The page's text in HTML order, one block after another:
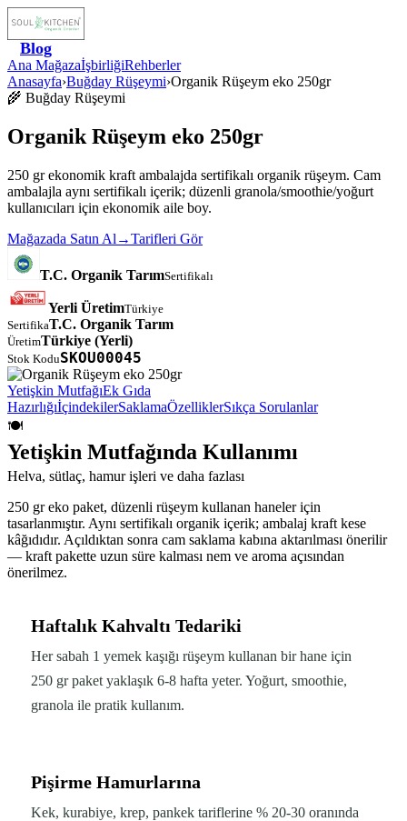
Blog
Ana MağazaİşbirliğiRehberler
Anasayfa›Buğday Rüşeymi›Organik Rüşeym eko 250gr
🌾 Buğday Rüşeymi
Organik Rüşeym eko 250gr
250 gr ekonomik kraft ambalajda sertifikalı organik rüşeym. Cam
ambalajla aynı sertifikalı içerik; düzenli granola/smoothie/yoğurt
kullanıcıları için ekonomik aile boy.
Mağazada Satın Al →Tarifleri Gör
T.C. Organik TarımSertifikalı
Yerli ÜretimTürkiye
SertifikaT.C. Organik Tarım
ÜretimTürkiye (Yerli)
Stok KoduSKOU00045
Yetişkin MutfağıEk Gıda
HazırlığıİçindekilerSaklamaÖzelliklerSıkça Sorulanlar
🍽️
Yetişkin Mutfağında Kullanımı
Helva, sütlaç, hamur işleri ve daha fazlası
250 gr eko paket, düzenli rüşeym kullanan haneler için
tasarlanmıştır. Aynı sertifikalı organik içerik; ambalaj kraft kese
kâğıdıdır. Açıldıktan sonra cam saklama kabına aktarılması önerilir
— kraft pakette uzun süre kalması nem ve aroma açısından
önerilmez.
Haftalık Kahvaltı Tedariki
Her sabah 1 yemek kaşığı rüşeym kullanan bir hane için
250 gr paket yaklaşık 6-8 hafta yeter. Yoğurt, smoothie,
granola ile pratik kullanım.
Pişirme Hamurlarına
Kek, kurabiye, krep, pankek tariflerine % 20-30 oranında